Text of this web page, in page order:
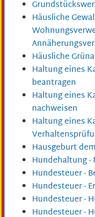
Häusliche
Häusliche
Haltung eines
beantragen
Haltung eines
nachweisen
Haltung eines
Hausgeburt
Hundehaltung
Hundesteuer -
Hundesteuer -
Hundesteuer -
Hundesteuer -